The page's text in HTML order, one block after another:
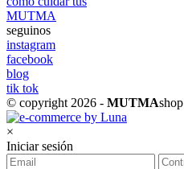
MUTMA
seguinos
instagram
facebook
blog
tik tok
© copyright 2026 - MUTMAshop
×
Iniciar sesión